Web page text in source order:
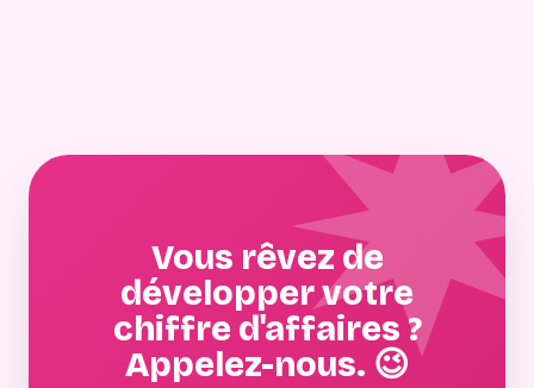
Vous rêvez de
développer votre
chiffre d'affaires ?
Appelez-nous. 😉